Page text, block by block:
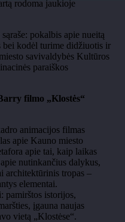
rodoma jaukioje
pokalbis apie nueitą
bei kodėl turime didžiuotis ir
savivaldybės Kultūros
paraiškos
filmo „Klostės“
animacijos filmas
apie Kauno miesto
apie tai, kaip laikas
nutinkančius dalykus,
architektūrinis tropas –
elementai.
pamirštos istorijos,
įgauna naujas
vietą „Klostėse“.